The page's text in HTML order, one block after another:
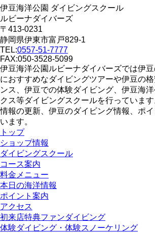
伊豆海洋公園 ダイビングスクール
ルビーナダイバーズ
〒413-0231
静岡県伊東市富戸829-1
TEL:0557-51-7777
FAX:050-3528-5099
伊豆海洋公園ルビーナダイバーズでは伊
におすすめなダイビングツアーや伊豆の
ンス、伊豆での体験ダイビング、伊豆海
クス等ダイビングスクールを行っていま
情報の更新、伊豆のダイビング情報、ポ
います。
トップ
ショップ情報
ダイビングスクール
コース案内
料金メニュー
本日の海洋情報
ポイント案内
アクセス
初来店特典ファンダイビング
体験ダイビング・体験スノーケリング